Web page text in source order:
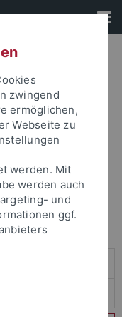
an um sich
zwingend
ermöglichen,
Webseite zu
werden. Mit
werden auch
und
ggf.